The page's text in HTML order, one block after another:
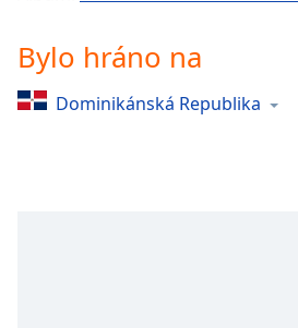
Remaining
1x
Bylo hráno na
Dominikánská Republika